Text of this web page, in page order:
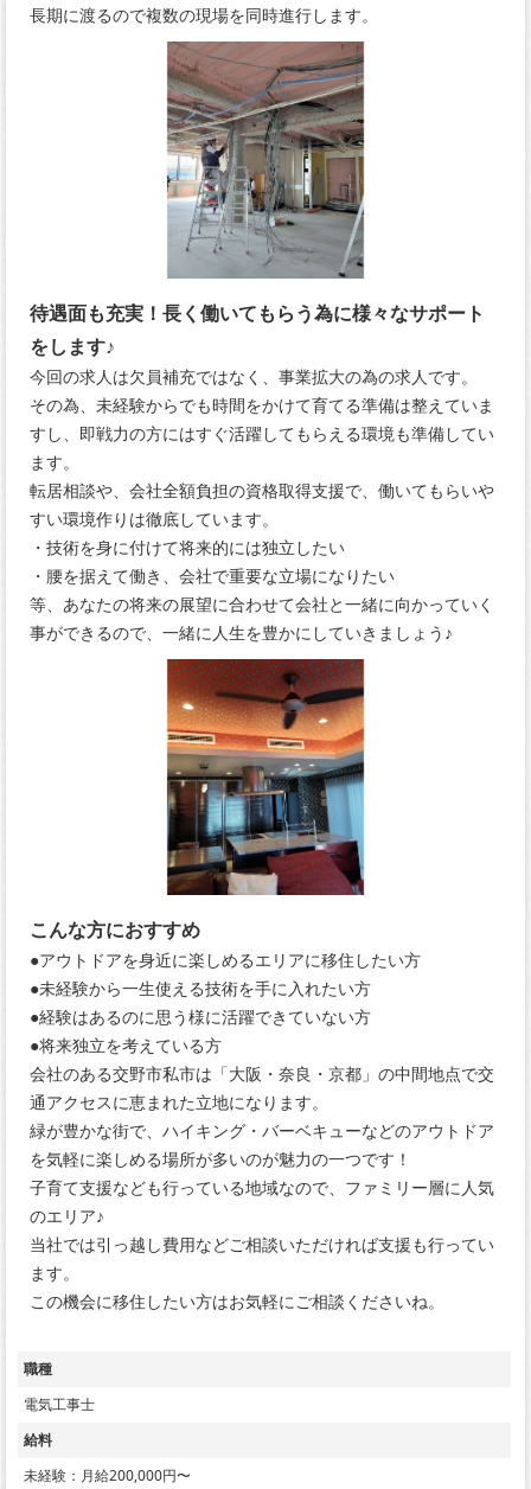
長期に渡るので複数の現場を同時進行します。
待遇面も充実！長く働いてもらう為に様々なサポート
をします♪
今回の求人は欠員補充ではなく、事業拡大の為の求人です。
その為、未経験からでも時間をかけて育てる準備は整えていま
すし、即戦力の方にはすぐ活躍してもらえる環境も準備してい
ます。
転居相談や、会社全額負担の資格取得支援で、働いてもらいや
すい環境作りは徹底しています。
・技術を身に付けて将来的には独立したい
・腰を据えて働き、会社で重要な立場になりたい
等、あなたの将来の展望に合わせて会社と一緒に向かっていく
事ができるので、一緒に人生を豊かにしていきましょう♪
こんな方におすすめ
●アウトドアを身近に楽しめるエリアに移住したい方
●未経験から一生使える技術を手に入れたい方
●経験はあるのに思う様に活躍できていない方
●将来独立を考えている方
会社のある交野市私市は「大阪・奈良・京都」の中間地点で交
通アクセスに恵まれた立地になります。
緑が豊かな街で、ハイキング・バーベキューなどのアウトドア
を気軽に楽しめる場所が多いのが魅力の一つです！
子育て支援なども行っている地域なので、ファミリー層に人気
のエリア♪
当社では引っ越し費用などご相談いただければ支援も行ってい
ます。
この機会に移住したい方はお気軽にご相談くださいね。
職種
電気工事士
給料
未経験：月給200,000円〜